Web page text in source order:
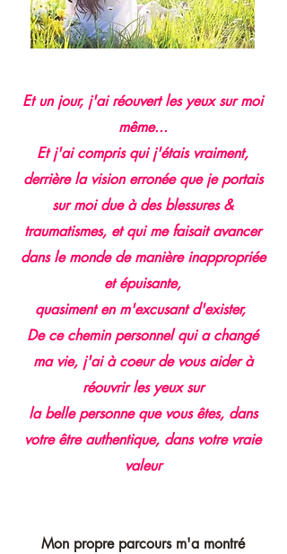
Et un jour, j'ai réouvert les yeux sur moi
même...
Et j'ai compris qui j'étais vraiment,
derrière la vision erronée que je portais
sur moi due à des blessures &
traumatismes, et qui me faisait avancer
dans le monde de manière inappropriée
et épuisante,
quasiment en m'excusant d'exister,
De ce chemin personnel qui a changé
ma vie, j'ai à coeur de vous aider à
réouvrir les yeux sur
la belle personne que vous êtes, dans
votre être authentique, dans votre vraie
valeur
Mon propre parcours m'a montré